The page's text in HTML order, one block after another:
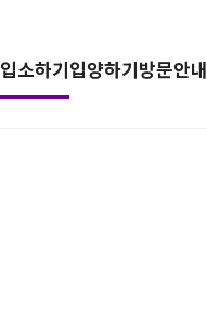
입소하기입양하기방문안내